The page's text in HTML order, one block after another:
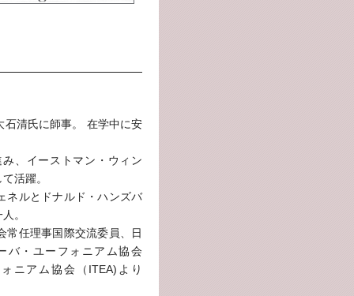
石清氏に師事。 在学中に安
、イーストマン・ウィン
活躍。
ネルとドナルド・ハンズバ
。
常任理事国際交流委員、日
バ・ユーフォニアム協会
ニアム協会（ITEA)より